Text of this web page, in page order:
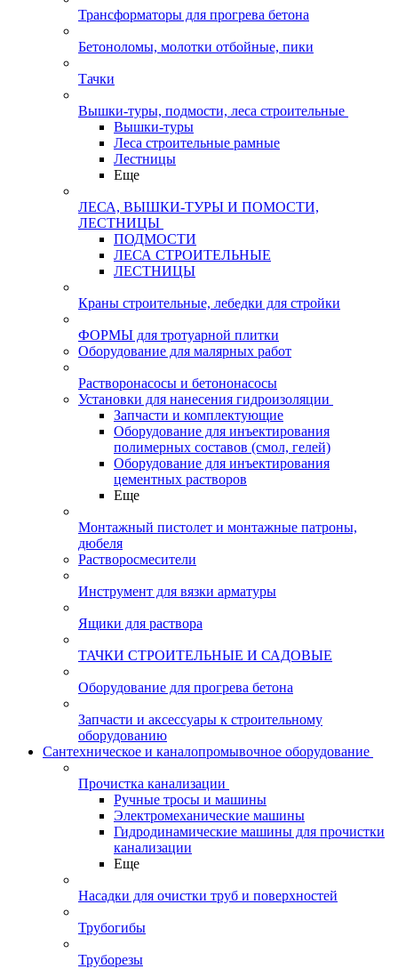
Трансформаторы для прогрева бетона
Бетоноломы, молотки отбойные, пики
Тачки
Вышки-туры, подмости, леса строительные
Вышки-туры
Леса строительные рамные
Лестницы
Еще
ЛЕСА, ВЫШКИ-ТУРЫ И ПОМОСТИ,
ЛЕСТНИЦЫ
ПОДМОСТИ
ЛЕСА СТРОИТЕЛЬНЫЕ
ЛЕСТНИЦЫ
Краны строительные, лебедки для стройки
ФОРМЫ для тротуарной плитки
Оборудование для малярных работ
Растворонасосы и бетононасосы
Установки для нанесения гидроизоляции
Запчасти и комплектующие
Оборудование для инъектирования
полимерных составов (смол, гелей)
Оборудование для инъектирования
цементных растворов
Еще
Монтажный пистолет и монтажные патроны,
дюбеля
Растворосмесители
Инструмент для вязки арматуры
Ящики для раствора
ТАЧКИ СТРОИТЕЛЬНЫЕ И САДОВЫЕ
Оборудование для прогрева бетона
Запчасти и аксессуары к строительному
оборудованию
Сантехническое и каналопромывочное оборудование
Прочистка канализации
Ручные тросы и машины
Электромеханические машины
Гидродинамические машины для прочистки
канализации
Еще
Насадки для очистки труб и поверхностей
Трубогибы
Труборезы